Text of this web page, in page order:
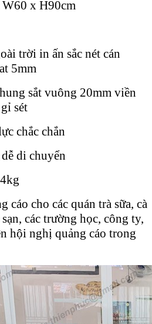
x H90cm
trời in ấn sắc nét cán
5mm
sắt vuông 20mm viền
sét
chắc chắn
di chuyển
cáo cho các quán trà sữa, cà
các trường học, công ty,
hội nghị quảng cáo trong